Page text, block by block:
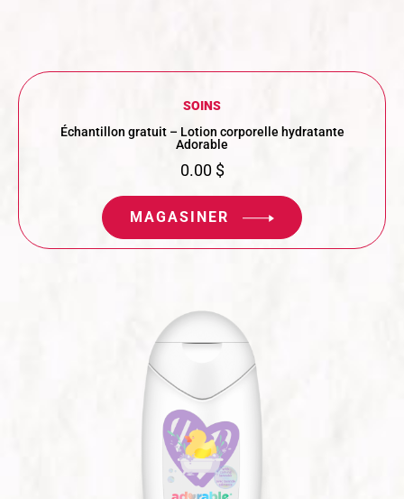
SOINS
Échantillon gratuit – Lotion corporelle hydratante
Adorable
0.00$
MAGASINER